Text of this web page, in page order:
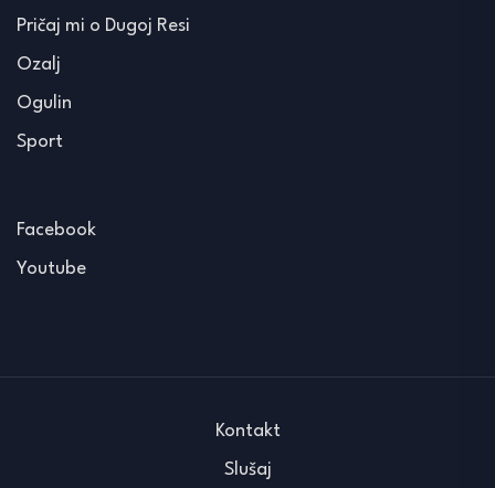
Pričaj mi o Dugoj Resi
Ozalj
Ogulin
Sport
Facebook
Youtube
Kontakt
Slušaj